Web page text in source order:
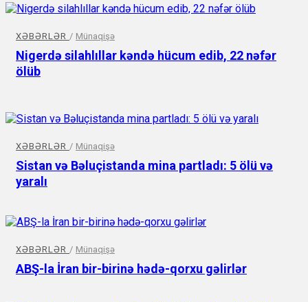
XƏBƏRLƏR / Münaqişə
Nigerdə silahlıllar kəndə hücum edib, 22 nəfər
ölüb
XƏBƏRLƏR / Münaqişə
Sistan və Bəluçistanda mina partladı: 5 ölü və
yaralı
XƏBƏRLƏR / Münaqişə
ABŞ-la İran bir-birinə hədə-qorxu gəlirlər